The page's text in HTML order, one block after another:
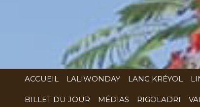
ACCUEIL LALIWONDAY LANG KRÉYOL
BILLET DU JOUR MÉDIAS RIGOLADRI